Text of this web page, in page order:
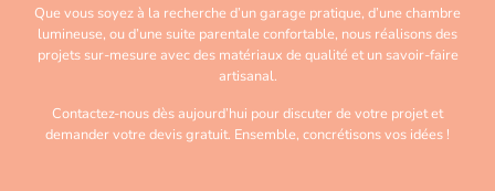
Que vous soyez à la recherche d’un garage pratique, d’une chambre
lumineuse, ou d’une suite parentale confortable, nous réalisons des
projets sur-mesure avec des matériaux de qualité et un savoir-faire
artisanal.
Contactez-nous dès aujourd’hui pour discuter de votre projet et
demander votre devis gratuit. Ensemble, concrétisons vos idées !